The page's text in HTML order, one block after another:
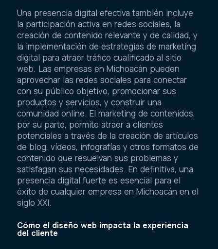
Una presencia digital efectiva también incluye
la participación activa en redes sociales, la
creación de contenido relevante y de calidad, y
la implementación de estrategias de marketing
digital para atraer tráfico cualificado al sitio
web. Las empresas en Michoacán pueden
aprovechar las redes sociales para conectar
con su público objetivo, promocionar sus
productos y servicios, y construir una
comunidad online. El marketing de contenidos,
por su parte, permite atraer a clientes
potenciales a través de la creación de artículos
de blog, vídeos, infografías y otros formatos de
contenido que resuelvan sus problemas y
satisfagan sus necesidades. En definitiva, una
presencia digital fuerte es esencial para el
éxito de cualquier empresa en Michoacán en el
siglo XXI.
Cómo el diseño web impacta la experiencia
del cliente